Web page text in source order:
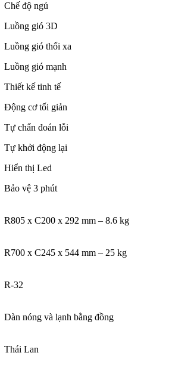
Chế độ ngủ
Luồng gió 3D
Luồng gió thổi xa
Luồng gió mạnh
Thiết kế tinh tế
Động cơ tối giản
Tự chẩn đoán lỗi
Tự khởi động lại
Hiển thị Led
Bảo vệ 3 phút
R805 x C200 x 292 mm – 8.6 kg
R700 x C245 x 544 mm – 25 kg
R-32
Dàn nóng và lạnh bằng đồng
Thái Lan